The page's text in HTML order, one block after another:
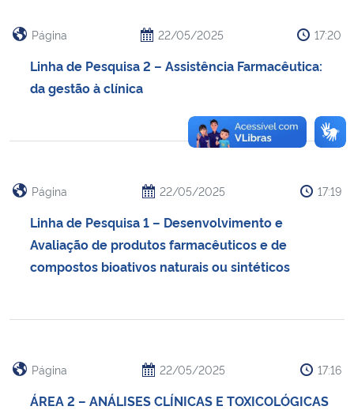
Página 22/05/2025 17:20
Linha de Pesquisa 2 – Assistência Farmacêutica:
da gestão à clínica
Página 22/05/2025 17:19
Linha de Pesquisa 1 – Desenvolvimento e
Avaliação de produtos farmacêuticos e de
compostos bioativos naturais ou sintéticos
Página 22/05/2025 17:16
ÁREA 2 – ANÁLISES CLÍNICAS E TOXICOLÓGICAS